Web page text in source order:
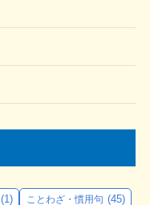
(1) ことわざ・慣用句 (45)